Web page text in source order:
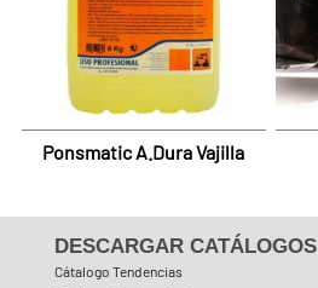
Ponsmatic A.Dura Vajilla
DESCARGAR CATÁLOGOS
Cátalogo Tendencias